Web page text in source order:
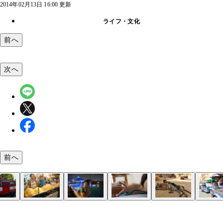
2014年02月13日 16:00 更新
ライフ・文化
前へ
次へ
前へ